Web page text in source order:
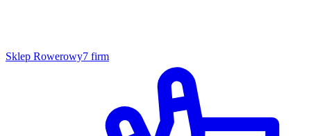
Sklep Rowerowy7 firm